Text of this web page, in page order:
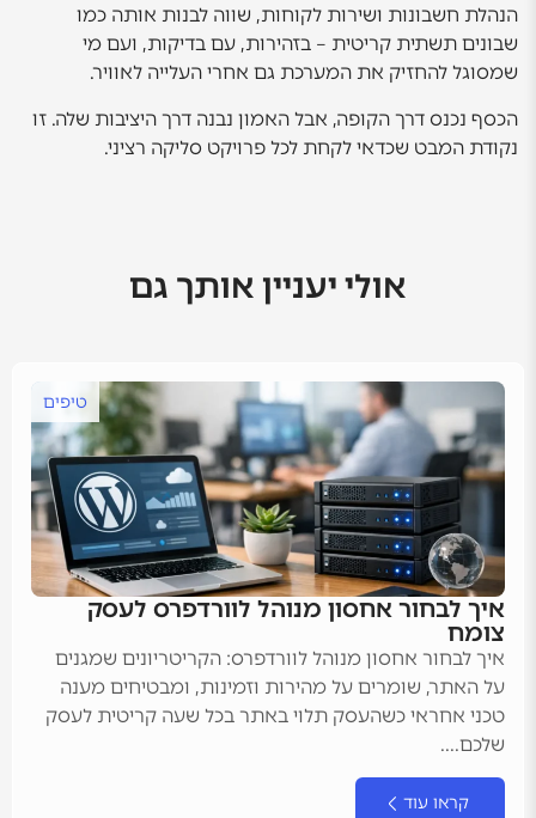
הנהלת חשבונות ושירות לקוחות, שווה לבנות אותה כמו
שבונים תשתית קריטית – בזהירות, עם בדיקות, ועם מי
שמסוגל להחזיק את המערכת גם אחרי העלייה לאוויר.
הכסף נכנס דרך הקופה, אבל האמון נבנה דרך היציבות שלה. זו
נקודת המבט שכדאי לקחת לכל פרויקט סליקה רציני.
אולי יעניין אותך גם
טיפים
איך לבחור אחסון מנוהל לוורדפרס לעסק
צומח
איך לבחור אחסון מנוהל לוורדפרס: הקריטריונים שמגנים
על האתר, שומרים על מהירות וזמינות, ומבטיחים מענה
טכני אחראי כשהעסק תלוי באתר בכל שעה קריטית לעסק
שלכם....
קראו עוד